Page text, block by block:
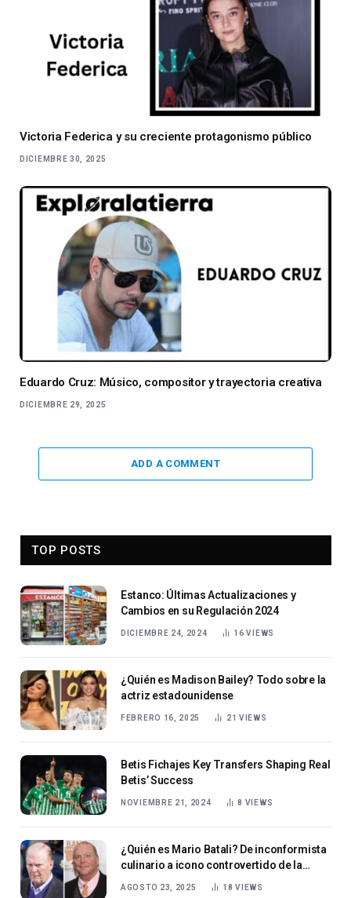
Victoria Federica y su creciente protagonismo público
DICIEMBRE 30, 2025
Eduardo Cruz: Músico, compositor y trayectoria creativa
DICIEMBRE 29, 2025
ADD A COMMENT
TOP POSTS
Estanco: Últimas Actualizaciones y
Cambios en su Regulación 2024
DICIEMBRE 24, 2024 16VIEWS
¿Quién es Madison Bailey? Todo sobre la
actriz estadounidense
FEBRERO 16, 2025 21VIEWS
Betis Fichajes Key Transfers Shaping Real
Betis’ Success
NOVIEMBRE 21, 2024 8 VIEWS
¿Quién es Mario Batali? De inconformista
culinario a icono controvertido de la
cultura gastronómica estadounidense
AGOSTO 23, 2025 18VIEWS